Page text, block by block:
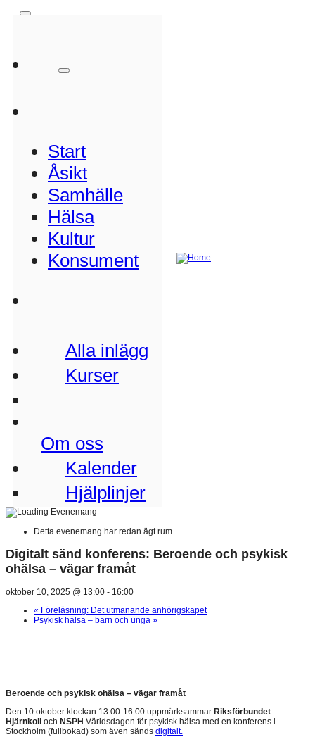
Start
Åsikt
Samhälle
Hälsa
Kultur
Konsument
Alla inlägg
Kurser
Om oss
Kalender
Hjälplinjer
Detta evenemang har redan ägt rum.
Digitalt sänd konferens: Beroende och psykisk
ohälsa – vägar framåt
oktober 10, 2025 @ 13:00 - 16:00
« Föreläsning: Det utmanande anhörigskapet
Psykisk hälsa – barn och unga »
Beroende och psykisk ohälsa – vägar framåt
Den 10 oktober klockan 13.00-16.00 uppmärksammar Riksförbundet
Hjärnkoll och NSPH Världsdagen för psykisk hälsa med en konferens i
Stockholm (fullbokad) som även sänds digitalt.